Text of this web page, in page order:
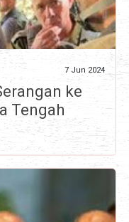
7 Jun 2024
ke
Tengah